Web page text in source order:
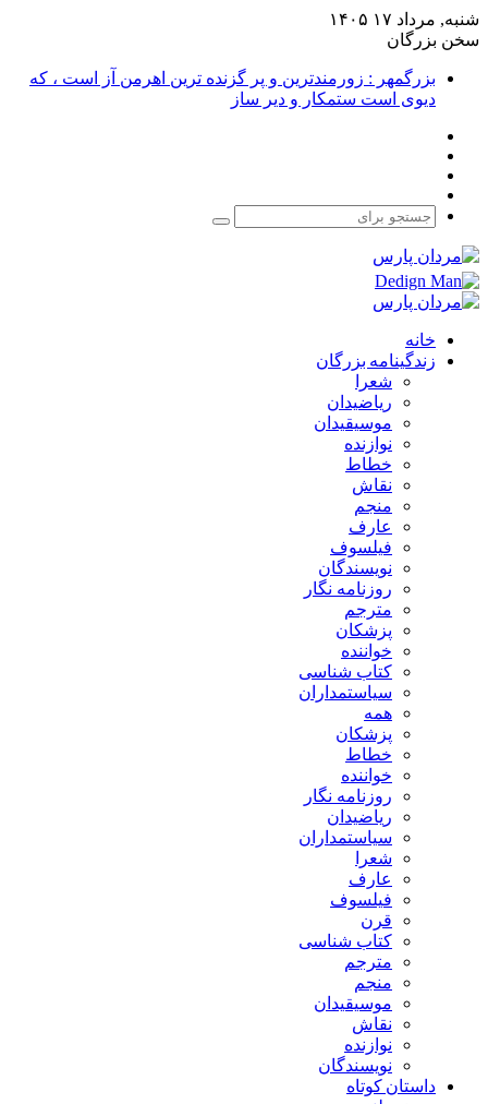
شنبه, مرداد ۱۷ ۱۴۰۵
سخن بزرگان
بزرگمهر : زورمندترین و پر گزنده ترین اهرمن آز است ، که
دیوی است ستمکار و دیر ساز
جستجو
خانه
زندگینامه بزرگان
شعرا
ریاضیدان
موسیقیدان
نوازنده
خطاط
نقاش
منجم
عارف
فیلسوف
نویسندگان
روزنامه نگار
مترجم
پزشکان
خواننده
کتاب شناسی
سیاستمداران
همه
پزشکان
خطاط
خواننده
روزنامه نگار
ریاضیدان
سیاستمداران
شعرا
عارف
فیلسوف
قرن
کتاب شناسی
مترجم
منجم
موسیقیدان
نقاش
نوازنده
نویسندگان
داستان کوتاه